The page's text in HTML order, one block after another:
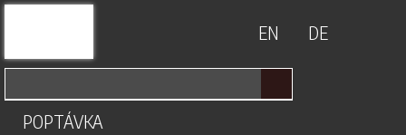
EN DE
POPTÁVKA